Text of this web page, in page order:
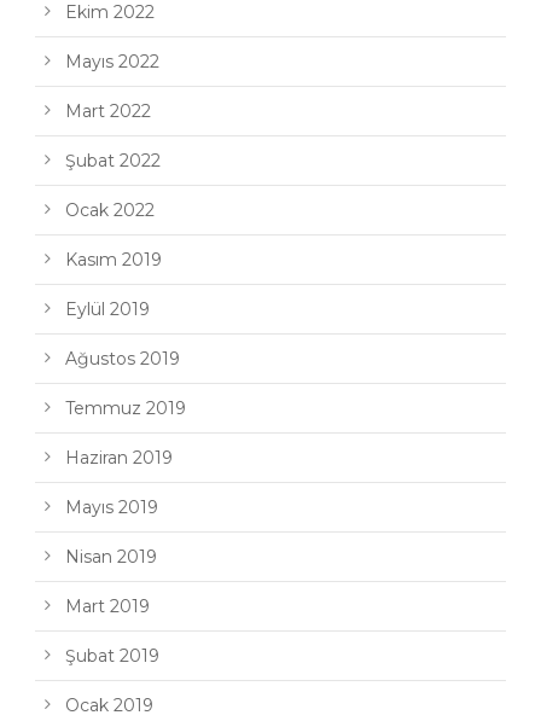
Ekim 2022
Mayıs 2022
Mart 2022
Şubat 2022
Ocak 2022
Kasım 2019
Eylül 2019
Ağustos 2019
Temmuz 2019
Haziran 2019
Mayıs 2019
Nisan 2019
Mart 2019
Şubat 2019
Ocak 2019